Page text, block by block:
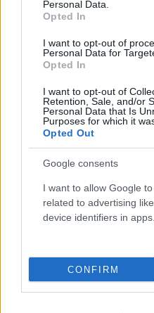
Personal Data.
Opted In
I want to opt-out of
Personal Data for
Opted In
I want to opt-out of
Retention, Sale, and/or
Personal Data that Is
Purposes for which it
Opted Out
Google consents
I want to allow Google
related to advertising
device identifiers in apps.
CONFIRM